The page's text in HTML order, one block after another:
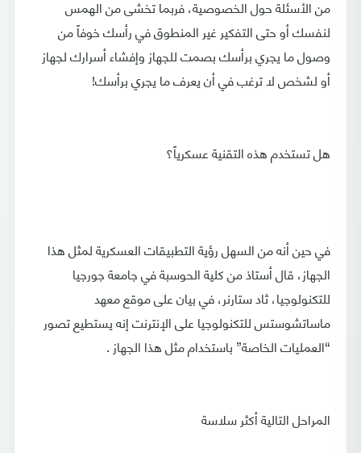
من الأسئلة حول الخصوصية، فربما تخشى من الهمس
لنفسك أو حتى التفكير غير المنطوق في رأسك خوفاً من
وصول ما يجري برأسك بصمت للجهاز وإفشاء أسرارك لجهاز
أو لشخص لا ترغب في أن يعرف ما يجري برأسك!
هل تستخدم هذه التقنية عسكرياً؟
في حين أنه من السهل رؤية التطبيقات العسكرية لمثل هذا
الجهاز، قال أستاذ من كلية الحوسبة في جامعة جورجيا
للتكنولوجيا، ثاد ستارنر، في بيان على موقع معهد
ماساتشوستس للتكنولوجيا على الإنترنت إنه يستطيع تصور
“العمليات الخاصة” باستخدام مثل هذا الجهاز .
المراحل التالية أكثر سلاسة